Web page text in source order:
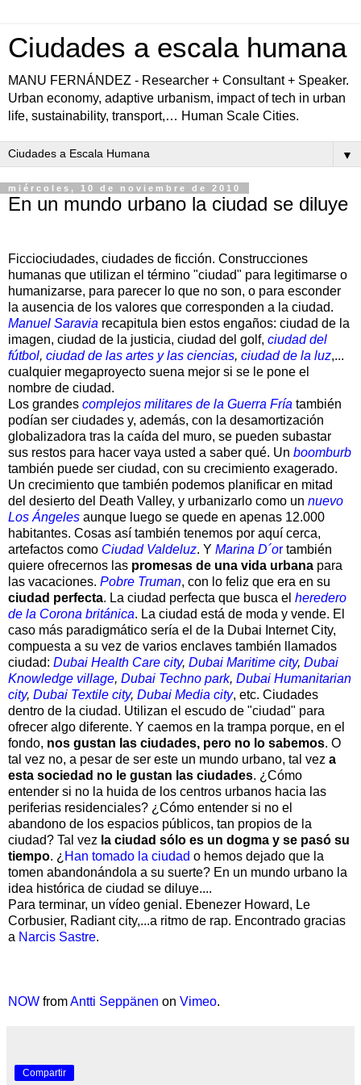
Ciudades a escala humana
MANU FERNÁNDEZ - Researcher + Consultant + Speaker.
Urban economy, adaptive urbanism, impact of tech in urban
life, sustainability, transport,… Human Scale Cities.
▼
miércoles, 10 de noviembre de 2010
En un mundo urbano la ciudad se diluye
Ficciociudades, ciudades de ficción. Construcciones
humanas que utilizan el término "ciudad" para legitimarse o
humanizarse, para parecer lo que no son, o para esconder
la ausencia de los valores que corresponden a la ciudad.
Manuel Saravia recapitula bien estos engaños: ciudad de la
imagen, ciudad de la justicia, ciudad del golf, ciudad del
fútbol, ciudad de las artes y las ciencias, ciudad de la luz,...
cualquier megaproyecto suena mejor si se le pone el
nombre de ciudad.
Los grandes complejos militares de la Guerra Fría también
podían ser ciudades y, además, con la desamortización
globalizadora tras la caída del muro, se pueden subastar
sus restos para hacer vaya usted a saber qué. Un boomburb
también puede ser ciudad, con su crecimiento exagerado.
Un crecimiento que también podemos planificar en mitad
del desierto del Death Valley, y urbanizarlo como un nuevo
Los Ángeles aunque luego se quede en apenas 12.000
habitantes. Cosas así también tenemos por aquí cerca,
artefactos como Ciudad Valdeluz. Y Marina D´or también
quiere ofrecernos las promesas de una vida urbana para
las vacaciones. Pobre Truman, con lo feliz que era en su
ciudad perfecta. La ciudad perfecta que busca el heredero
de la Corona británica. La ciudad está de moda y vende. El
caso más paradigmático sería el de la Dubai Internet City,
compuesta a su vez de varios enclaves también llamados
ciudad: Dubai Health Care city, Dubai Maritime city, Dubai
Knowledge village, Dubai Techno park, Dubai Humanitarian
city, Dubai Textile city, Dubai Media city, etc. Ciudades
dentro de la ciudad. Utilizan el escudo de "ciudad" para
ofrecer algo diferente. Y caemos en la trampa porque, en el
fondo, nos gustan las ciudades, pero no lo sabemos. O
tal vez no, a pesar de ser este un mundo urbano, tal vez a
esta sociedad no le gustan las ciudades. ¿Cómo
entender si no la huida de los centros urbanos hacia las
periferias residenciales? ¿Cómo entender si no el
abandono de los espacios públicos, tan propios de la
ciudad? Tal vez la ciudad sólo es un dogma y se pasó su
tiempo. ¿ Han tomado la ciudad o hemos dejado que la
tomen abandonándola a su suerte? En un mundo urbano la
idea histórica de ciudad se diluye....
Para terminar, un vídeo genial. Ebenezer Howard, Le
Corbusier, Radiant city,...a ritmo de rap. Encontrado gracias
a Narcis Sastre.
NOW fromAntti Seppänen on Vimeo.
Compartir